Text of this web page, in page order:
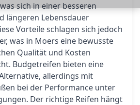
sich in einer besseren
längeren Lebensdauer
Vorteile schlagen sich jedoch
was in Moers eine bewusste
Qualität und Kosten
Budgetreifen bieten eine
allerdings mit
bei der Performance unter
Der richtige Reifen hängt